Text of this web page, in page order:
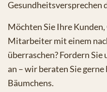
Gesundheitsversprechen
Möchten Sie Ihre
Mitarbeiter mit einem
überraschen? Fordern
an – wir beraten Sie
Bäumchens.